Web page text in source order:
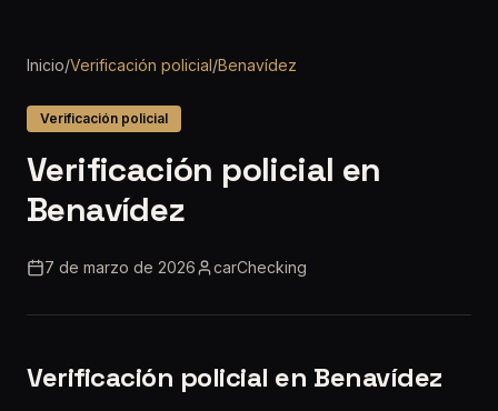
Inicio/Verificación policial/Benavídez
Verificación policial
Verificación policial en
Benavídez
7 de marzo de 2026 carChecking
Verificación policial en Benavídez